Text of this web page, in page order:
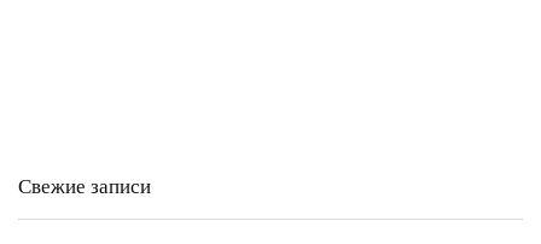
Свежие записи